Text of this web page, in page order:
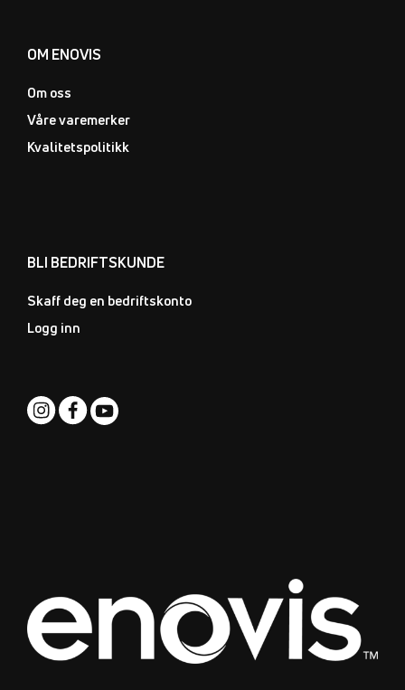
OM ENOVIS
Om oss
Våre varemerker
Kvalitetspolitikk
BLI BEDRIFTSKUNDE
Skaff deg en bedriftskonto
Logg inn